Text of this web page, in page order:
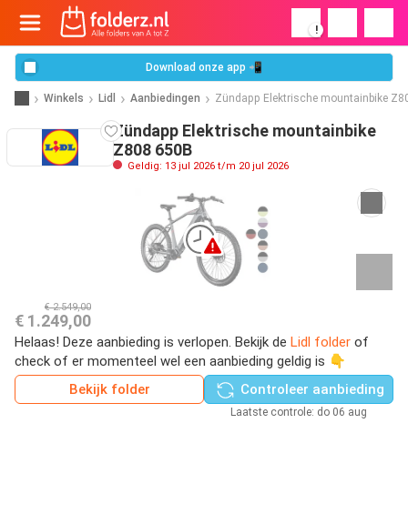
!
Download onze app 📲
Winkels Lidl Aanbiedingen Zündapp Elektrische mountainbike
Zündapp Elektrische mountainbike
Z808 650B
Geldig: 13 jul 2026 t/m 20 jul 2026
€ 2.549,00
€ 1.249,00
Helaas! Deze aanbieding is verlopen. Bekijk de Lidl folder of
check of er momenteel wel een aanbieding geldig is 👇
Bekijk folder
Controleer aanbieding
Laatste controle: do 06 aug